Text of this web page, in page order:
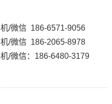
/微信 186-6571-9056
/微信 186-2065-8978
/微信：186-6480-3179